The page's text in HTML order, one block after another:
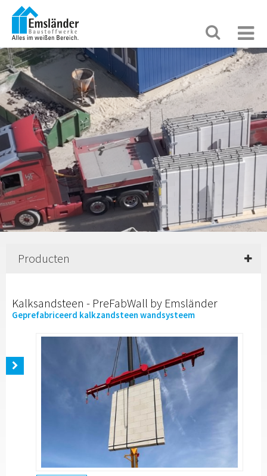
Producten
Kalksandsteen - PreFabWall by Emsländer
Geprefabriceerd kalkzandsteen wandsysteem